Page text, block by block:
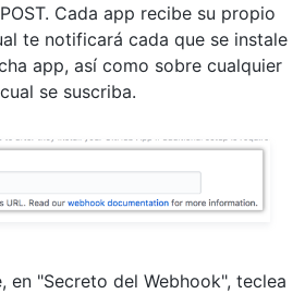
Cada app recibe su propio
te notificará cada que se instale
app, así como sobre cualquier
se suscriba.
en "Secreto del Webhook", teclea